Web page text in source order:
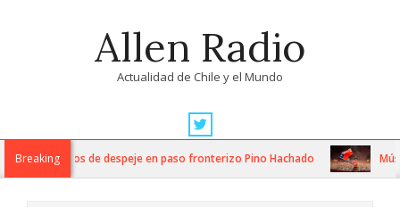
Allen Radio
Actualidad de Chile y el Mundo
Navigation
MenuBreaking
trabajos de despeje en paso fronterizo Pino Hachado